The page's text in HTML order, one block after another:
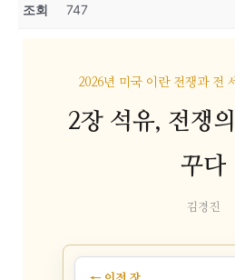
조회 747
2026년 미국 이란 전쟁과 전
2장 석유, 전쟁
꾸다
김경진